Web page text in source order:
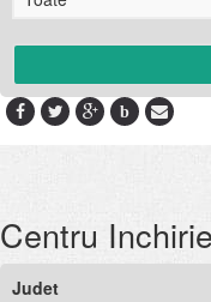
b
Centru
Judet